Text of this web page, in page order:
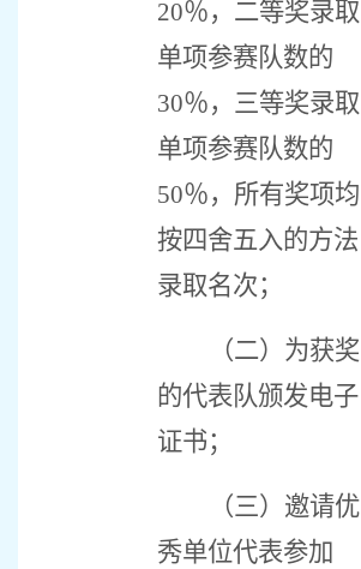
20％，二等奖录取
单项参赛队数的
30％，三等奖录取
单项参赛队数的
50％，所有奖项均
按四舍五入的方法
录取名次；
（二）为获奖
的代表队颁发电子
证书；
（三）邀请优
秀单位代表参加